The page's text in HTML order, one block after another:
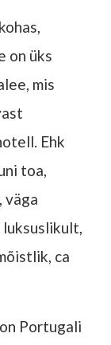
on üks
mis
Ehk
toa,
väga
ca
Portugali